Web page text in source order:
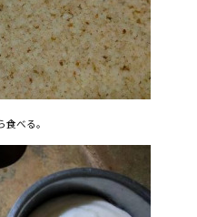
べる。